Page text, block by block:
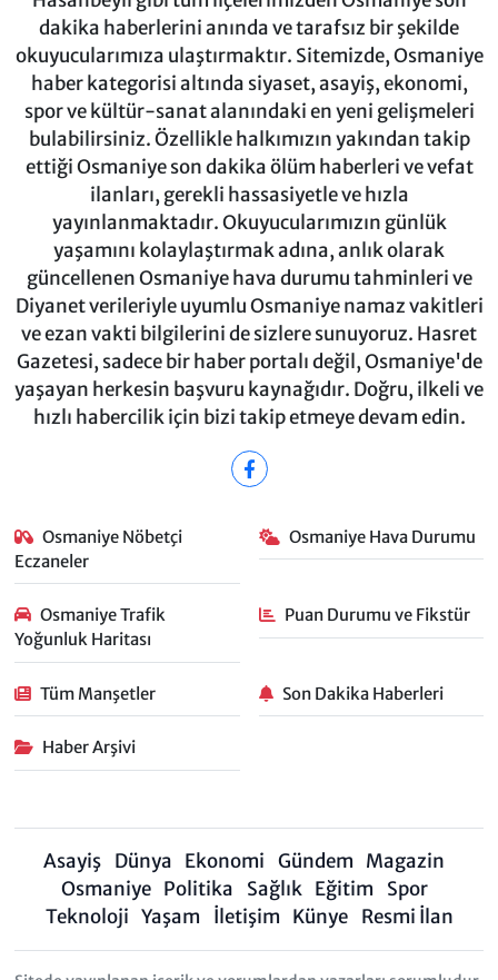
dakika haberlerini anında ve tarafsız bir şekilde
okuyucularımıza ulaştırmaktır. Sitemizde, Osmaniye
haber kategorisi altında siyaset, asayiş, ekonomi,
spor ve kültür-sanat alanındaki en yeni gelişmeleri
bulabilirsiniz. Özellikle halkımızın yakından takip
ettiği Osmaniye son dakika ölüm haberleri ve vefat
ilanları, gerekli hassasiyetle ve hızla
yayınlanmaktadır. Okuyucularımızın günlük
yaşamını kolaylaştırmak adına, anlık olarak
güncellenen Osmaniye hava durumu tahminleri ve
Diyanet verileriyle uyumlu Osmaniye namaz vakitleri
ve ezan vakti bilgilerini de sizlere sunuyoruz. Hasret
Gazetesi, sadece bir haber portalı değil, Osmaniye'de
yaşayan herkesin başvuru kaynağıdır. Doğru, ilkeli ve
hızlı habercilik için bizi takip etmeye devam edin.
Osmaniye Nöbetçi
Eczaneler
Osmaniye Hava Durumu
Osmaniye Trafik
Yoğunluk Haritası
Puan Durumu ve Fikstür
Tüm Manşetler Son Dakika Haberleri
Haber Arşivi
Asayiş Dünya Ekonomi Gündem Magazin
Osmaniye Politika Sağlık Eğitim
Spor
Teknoloji Yaşam İletişim Künye Resmi İlan